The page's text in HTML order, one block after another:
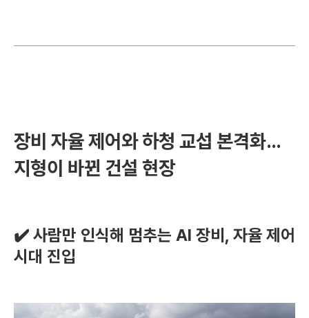
장비 자율 제어와 하청 교섭 본격화…
지형이 바뀐 건설 현장
✔️ 사람만 인식해 멈추는 AI 장비, 자율 제어
시대 진입